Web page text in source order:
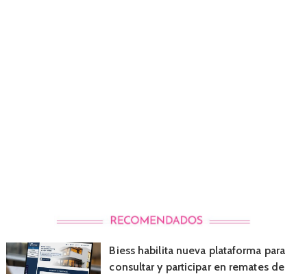
Biess habilita nueva plataforma para
consultar y participar en remates de